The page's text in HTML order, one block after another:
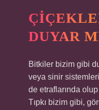
DUYAR
Bitkiler bizim gibi
veya sinir
de etraflarında
Tıpkı bizim gibi,